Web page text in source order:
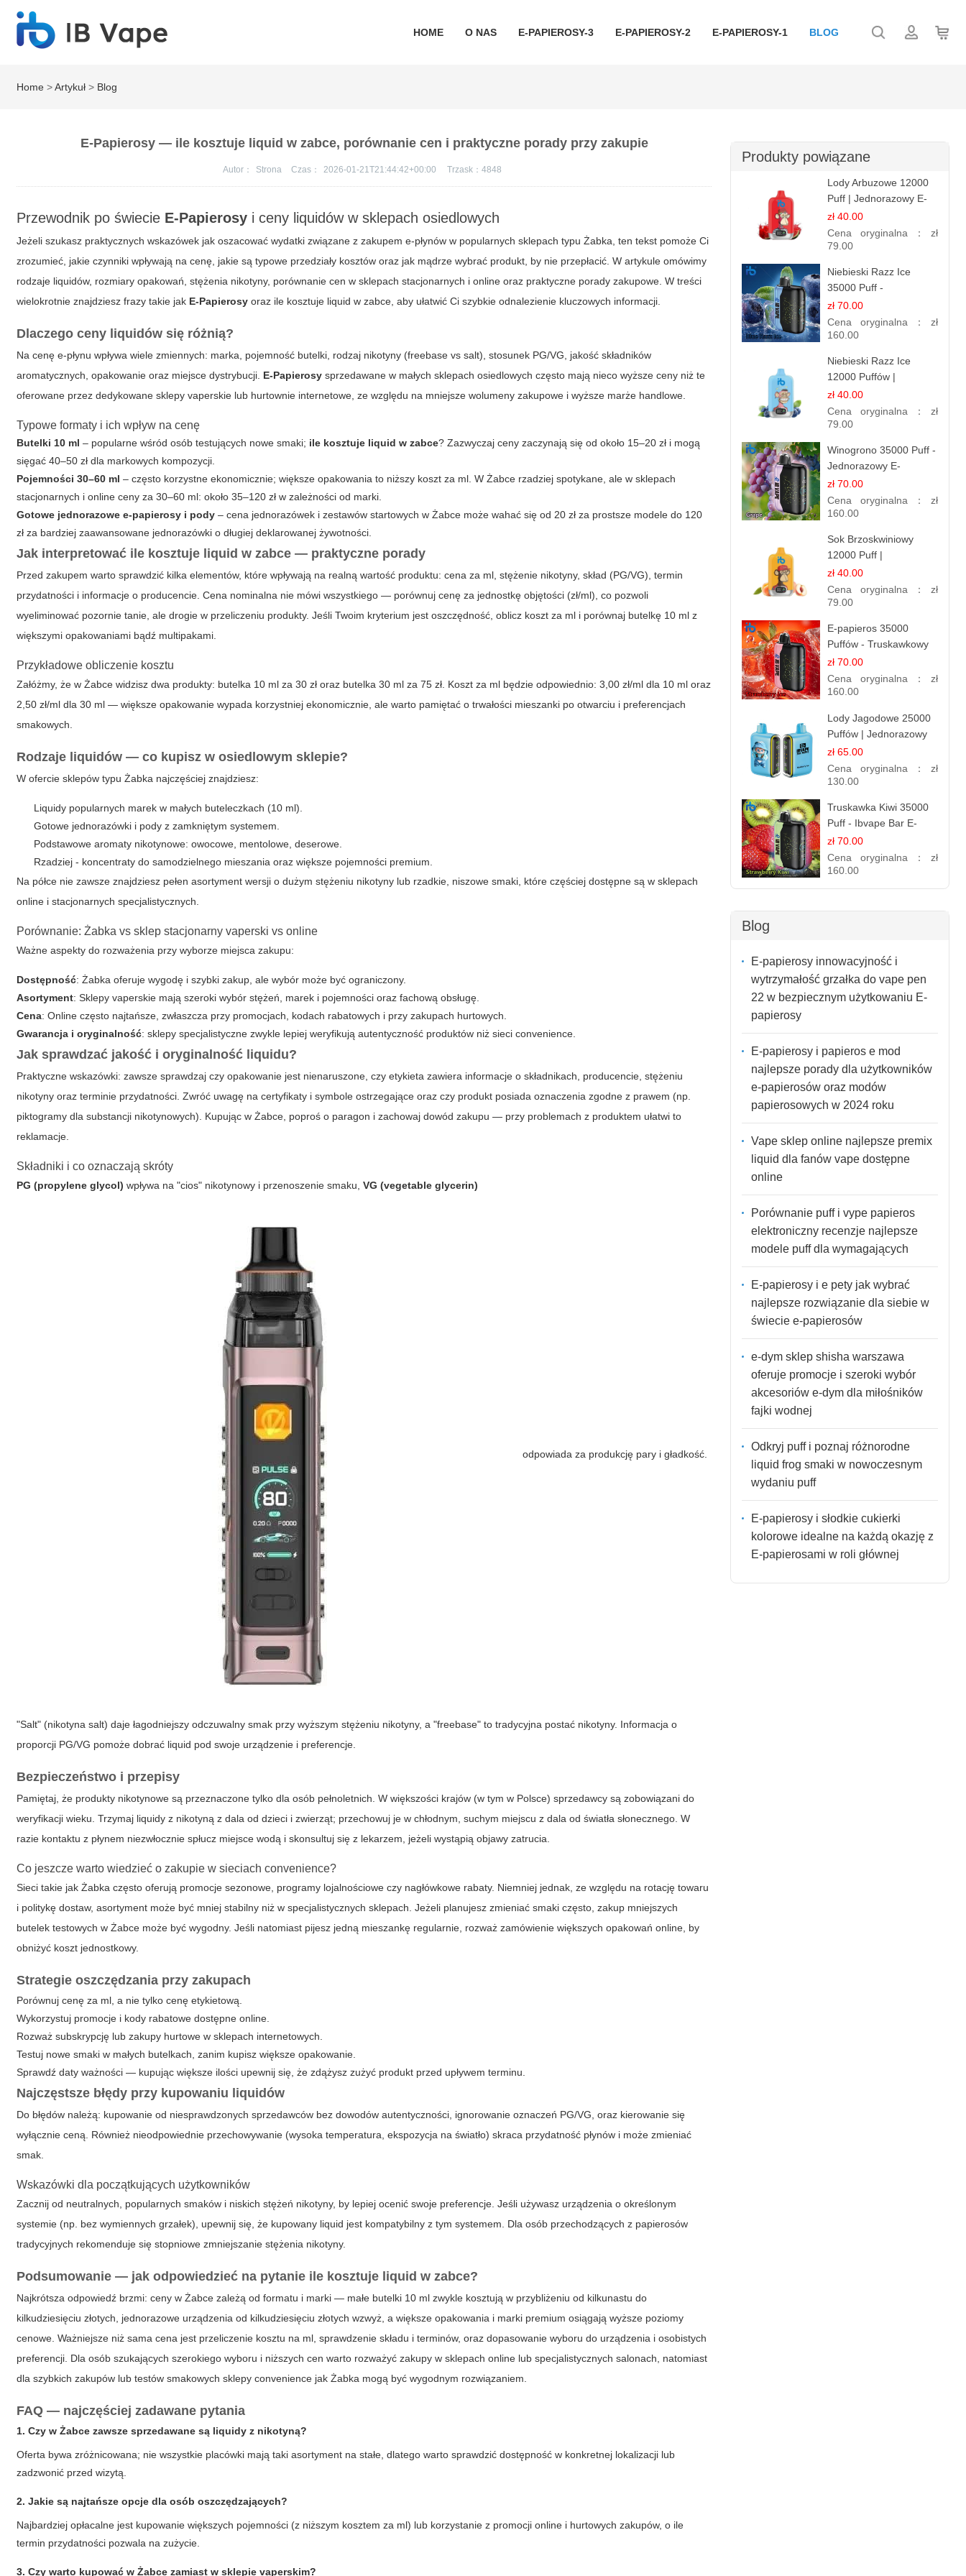
HOME O NAS E-PAPIEROSY-3 E-PAPIEROSY-2 E-PAPIEROSY-1 BLOG
Home >Artykuł > Blog
E-Papierosy — ile kosztuje liquid w zabce, porównanie cen i praktyczne porady przy zakupie
Autor： Strona Czas： 2026-01-21T21:44:42+00:00 Trzask：4848
Przewodnik po świecie E-Papierosy i ceny liquidów w sklepach osiedlowych
Jeżeli szukasz praktycznych wskazówek jak oszacować wydatki związane z zakupem e‑płynów w popularnych sklepach typu Żabka, ten tekst pomoże Ci
zrozumieć, jakie czynniki wpływają na cenę, jakie są typowe przedziały kosztów oraz jak mądrze wybrać produkt, by nie przepłacić. W artykule omówimy
rodzaje liquidów, rozmiary opakowań, stężenia nikotyny, porównanie cen w sklepach stacjonarnych i online oraz praktyczne porady zakupowe. W treści
wielokrotnie znajdziesz frazy takie jak E-Papierosy oraz ile kosztuje liquid w zabce , aby ułatwić Ci szybkie odnalezienie kluczowych informacji.
Dlaczego ceny liquidów się różnią?
Na cenę e‑płynu wpływa wiele zmiennych: marka, pojemność butelki, rodzaj nikotyny (freebase vs salt), stosunek PG/VG, jakość składników
aromatycznych, opakowanie oraz miejsce dystrybucji. E-Papierosy sprzedawane w małych sklepach osiedlowych często mają nieco wyższe ceny niż te
oferowane przez dedykowane sklepy vaperskie lub hurtownie internetowe, ze względu na mniejsze wolumeny zakupowe i wyższe marże handlowe.
Typowe formaty i ich wpływ na cenę
Butelki 10 ml – popularne wśród osób testujących nowe smaki; ile kosztuje liquid w zabce? Zazwyczaj ceny zaczynają się od około 15–20 zł i mogą
sięgać 40–50 zł dla markowych kompozycji.
Pojemności 30–60 ml – często korzystne ekonomicznie; większe opakowania to niższy koszt za ml. W Żabce rzadziej spotykane, ale w sklepach
stacjonarnych i online ceny za 30–60 ml: około 35–120 zł w zależności od marki.
Gotowe jednorazowe e‑papierosy i pody – cena jednorazówek i zestawów startowych w Żabce może wahać się od 20 zł za prostsze modele do 120
zł za bardziej zaawansowane jednorazówki o długiej deklarowanej żywotności.
Jak interpretować ile kosztuje liquid w zabce — praktyczne porady
Przed zakupem warto sprawdzić kilka elementów, które wpływają na realną wartość produktu: cena za ml, stężenie nikotyny, skład (PG/VG), termin
przydatności i informacje o producencie. Cena nominalna nie mówi wszystkiego — porównuj cenę za jednostkę objętości (zł/ml), co pozwoli
wyeliminować pozornie tanie, ale drogie w przeliczeniu produkty. Jeśli Twoim kryterium jest oszczędność, oblicz koszt za ml i porównaj butelkę 10 ml z
większymi opakowaniami bądź multipakami.
Przykładowe obliczenie kosztu
Załóżmy, że w Żabce widzisz dwa produkty: butelka 10 ml za 30 zł oraz butelka 30 ml za 75 zł . Koszt za ml będzie odpowiednio: 3,00 zł/ml dla 10 ml oraz
2,50 zł/ml dla 30 ml — większe opakowanie wypada korzystniej ekonomicznie, ale warto pamiętać o trwałości mieszanki po otwarciu i preferencjach
smakowych.
Rodzaje liquidów — co kupisz w osiedlowym sklepie?
W ofercie sklepów typu Żabka najczęściej znajdziesz:
Liquidy popularnych marek w małych buteleczkach (10 ml).
Gotowe jednorazówki i pody z zamkniętym systemem.
Podstawowe aromaty nikotynowe: owocowe, mentolowe, deserowe.
Rzadziej - koncentraty do samodzielnego mieszania oraz większe pojemności premium.
Na półce nie zawsze znajdziesz pełen asortyment wersji o dużym stężeniu nikotyny lub rzadkie, niszowe smaki, które częściej dostępne są w sklepach
online i stacjonarnych specjalistycznych.
Porównanie: Żabka vs sklep stacjonarny vaperski vs online
Ważne aspekty do rozważenia przy wyborze miejsca zakupu:
Dostępność: Żabka oferuje wygodę i szybki zakup, ale wybór może być ograniczony.
Asortyment: Sklepy vaperskie mają szeroki wybór stężeń, marek i pojemności oraz fachową obsługę.
Cena: Online często najtańsze, zwłaszcza przy promocjach, kodach rabatowych i przy zakupach hurtowych.
Gwarancja i oryginalność: sklepy specjalistyczne zwykle lepiej weryfikują autentyczność produktów niż sieci convenience.
Jak sprawdzać jakość i oryginalność liquidu?
Praktyczne wskazówki: zawsze sprawdzaj czy opakowanie jest nienaruszone, czy etykieta zawiera informacje o składnikach, producencie, stężeniu
nikotyny oraz terminie przydatności. Zwróć uwagę na certyfikaty i symbole ostrzegające oraz czy produkt posiada oznaczenia zgodne z prawem (np.
piktogramy dla substancji nikotynowych). Kupując w Żabce, poproś o paragon i zachowaj dowód zakupu — przy problemach z produktem ułatwi to
reklamacje.
Składniki i co oznaczają skróty
PG (propylene glycol) wpływa na "cios" nikotynowy i przenoszenie smaku,VG (vegetable glycerin)
odpowiada za produkcję pary i gładkość.
"Salt" (nikotyna salt) daje łagodniejszy odczuwalny smak przy wyższym stężeniu nikotyny, a "freebase" to tradycyjna postać nikotyny. Informacja o
proporcji PG/VG pomoże dobrać liquid pod swoje urządzenie i preferencje.
Bezpieczeństwo i przepisy
Pamiętaj, że produkty nikotynowe są przeznaczone tylko dla osób pełnoletnich. W większości krajów (w tym w Polsce) sprzedawcy są zobowiązani do
weryfikacji wieku. Trzymaj liquidy z nikotyną z dala od dzieci i zwierząt; przechowuj je w chłodnym, suchym miejscu z dala od światła słonecznego. W
razie kontaktu z płynem niezwłocznie spłucz miejsce wodą i skonsultuj się z lekarzem, jeżeli wystąpią objawy zatrucia.
Co jeszcze warto wiedzieć o zakupie w sieciach convenience?
Sieci takie jak Żabka często oferują promocje sezonowe, programy lojalnościowe czy nagłówkowe rabaty. Niemniej jednak, ze względu na rotację towaru
i politykę dostaw, asortyment może być mniej stabilny niż w specjalistycznych sklepach. Jeżeli planujesz zmieniać smaki często, zakup mniejszych
butelek testowych w Żabce może być wygodny. Jeśli natomiast pijesz jedną mieszankę regularnie, rozważ zamówienie większych opakowań online, by
obniżyć koszt jednostkowy.
Strategie oszczędzania przy zakupach
Porównuj cenę za ml, a nie tylko cenę etykietową.
Wykorzystuj promocje i kody rabatowe dostępne online.
Rozważ subskrypcję lub zakupy hurtowe w sklepach internetowych.
Testuj nowe smaki w małych butelkach, zanim kupisz większe opakowanie.
Sprawdź daty ważności — kupując większe ilości upewnij się, że zdążysz zużyć produkt przed upływem terminu.
Najczęstsze błędy przy kupowaniu liquidów
Do błędów należą: kupowanie od niesprawdzonych sprzedawców bez dowodów autentyczności, ignorowanie oznaczeń PG/VG, oraz kierowanie się
wyłącznie ceną. Również nieodpowiednie przechowywanie (wysoka temperatura, ekspozycja na światło) skraca przydatność płynów i może zmieniać
smak.
Wskazówki dla początkujących użytkowników
Zacznij od neutralnych, popularnych smaków i niskich stężeń nikotyny, by lepiej ocenić swoje preferencje. Jeśli używasz urządzenia o określonym
systemie (np. bez wymiennych grzałek), upewnij się, że kupowany liquid jest kompatybilny z tym systemem. Dla osób przechodzących z papierosów
tradycyjnych rekomenduje się stopniowe zmniejszanie stężenia nikotyny.
Podsumowanie — jak odpowiedzieć na pytanie ile kosztuje liquid w zabce?
Najkrótsza odpowiedź brzmi: ceny w Żabce zależą od formatu i marki — małe butelki 10 ml zwykle kosztują w przybliżeniu od kilkunastu do
kilkudziesięciu złotych, jednorazowe urządzenia od kilkudziesięciu złotych wzwyż, a większe opakowania i marki premium osiągają wyższe poziomy
cenowe. Ważniejsze niż sama cena jest przeliczenie kosztu na ml, sprawdzenie składu i terminów, oraz dopasowanie wyboru do urządzenia i osobistych
preferencji. Dla osób szukających szerokiego wyboru i niższych cen warto rozważyć zakupy w sklepach online lub specjalistycznych salonach, natomiast
dla szybkich zakupów lub testów smakowych sklepy convenience jak Żabka mogą być wygodnym rozwiązaniem.
FAQ — najczęściej zadawane pytania
1. Czy w Żabce zawsze sprzedawane są liquidy z nikotyną?
Oferta bywa zróżnicowana; nie wszystkie placówki mają taki asortyment na stałe, dlatego warto sprawdzić dostępność w konkretnej lokalizacji lub
zadzwonić przed wizytą.
2. Jakie są najtańsze opcje dla osób oszczędzających?
Najbardziej opłacalne jest kupowanie większych pojemności (z niższym kosztem za ml) lub korzystanie z promocji online i hurtowych zakupów, o ile
termin przydatności pozwala na zużycie.
3. Czy warto kupować w Żabce zamiast w sklepie vaperskim?
Produkty powiązane
Lody Arbuzowe 12000
Puff | Jednorazowy E-
papieros | Deserowy
Smak
zł 40.00
Cena oryginalna： zł
79.00
Niebieski Razz Ice
35000 Puff -
Orzeźwiający E-
papieros Jednorazowy |
IBVAPE
zł 70.00
Cena oryginalna： zł
160.00
Niebieski Razz Ice
12000 Puffów |
Jednorazowy E-
papieros | Jagodowy
Chłód
zł 40.00
Cena oryginalna： zł
79.00
Winogrono 35000 Puff -
Jednorazowy E-
papieros | Soczysty
Smak Winogron
zł 70.00
Cena oryginalna： zł
160.00
Sok Brzoskwiniowy
12000 Puff |
Jednorazowy E-
papieros | Owocowy
Smak
zł 40.00
Cena oryginalna： zł
79.00
E-papieros 35000
Puffów - Truskawkowy
Lód | Orzeźwiający
Smak
zł 70.00
Cena oryginalna： zł
160.00
Lody Jagodowe 25000
Puffów | Jednorazowy
E-papieros | Deserowy
Smak
zł 65.00
Cena oryginalna： zł
130.00
Truskawka Kiwi 35000
Puff - Ibvape Bar E-
papierosy Jednorazowy
zł 70.00
Cena oryginalna： zł
160.00
Blog
E-papierosy innowacyjność i
wytrzymałość grzałka do vape pen
22 w bezpiecznym użytkowaniu E-
papierosy
E-papierosy i papieros e mod
najlepsze porady dla użytkowników
e-papierosów oraz modów
papierosowych w 2024 roku
Vape sklep online najlepsze premix
liquid dla fanów vape dostępne
online
Porównanie puff i vype papieros
elektroniczny recenzje najlepsze
modele puff dla wymagających
E-papierosy i e pety jak wybrać
najlepsze rozwiązanie dla siebie w
świecie e-papierosów
e-dym sklep shisha warszawa
oferuje promocje i szeroki wybór
akcesoriów e-dym dla miłośników
fajki wodnej
Odkryj puff i poznaj różnorodne
liquid frog smaki w nowoczesnym
wydaniu puff
E-papierosy i słodkie cukierki
kolorowe idealne na każdą okazję z
E-papierosami w roli głównej